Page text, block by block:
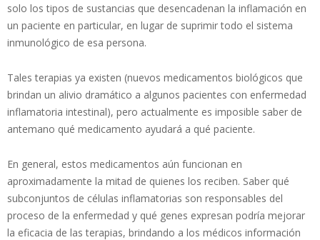
solo los tipos de sustancias que desencadenan la inflamación en
un paciente en particular, en lugar de suprimir todo el sistema
inmunológico de esa persona.
Tales terapias ya existen (nuevos medicamentos biológicos que
brindan un alivio dramático a algunos pacientes con enfermedad
inflamatoria intestinal), pero actualmente es imposible saber de
antemano qué medicamento ayudará a qué paciente.
En general, estos medicamentos aún funcionan en
aproximadamente la mitad de quienes los reciben. Saber qué
subconjuntos de células inflamatorias son responsables del
proceso de la enfermedad y qué genes expresan podría mejorar
la eficacia de las terapias, brindando a los médicos información